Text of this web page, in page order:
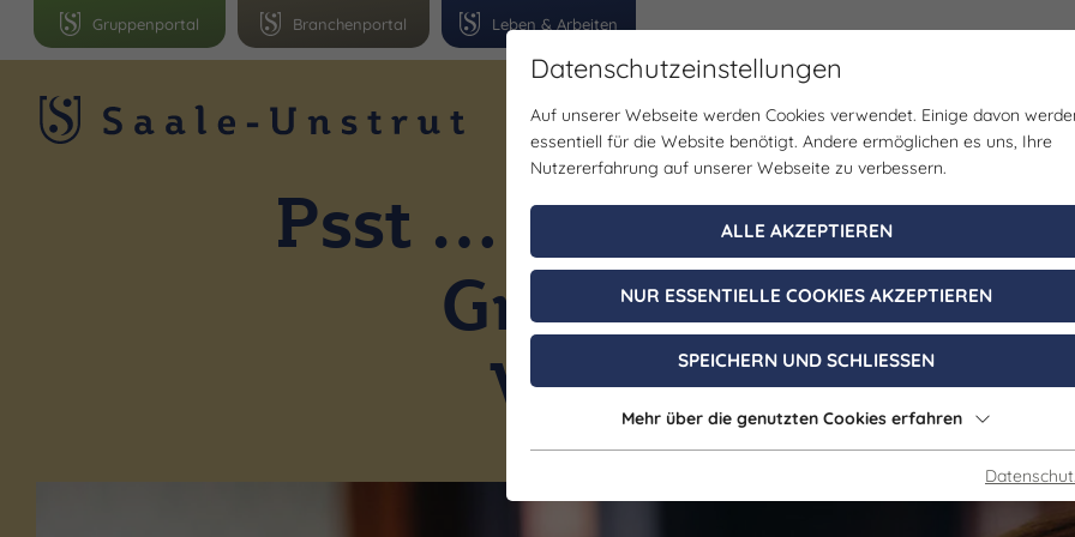
Leben & Arbeiten
Branchenportal
Gruppenportal
Region Erlebnisse Veranstaltungen Planen
Psst … in Brehms Welt
Grundstein
Datenschutzeinstellungen
Auf unserer Webseite werden Cookies verwendet. Einige davon
essentiell für die Website benötigt. Andere ermöglichen es uns, Ihre
Nutzererfahrung auf unserer Webseite zu verbessern.
ALLE AKZEPTIEREN
NUR ESSENTIELLE COOKIES AKZEPTIEREN
SPEICHERN UND SCHLIESSEN
Mehr über die genutzten Cookies erfahren